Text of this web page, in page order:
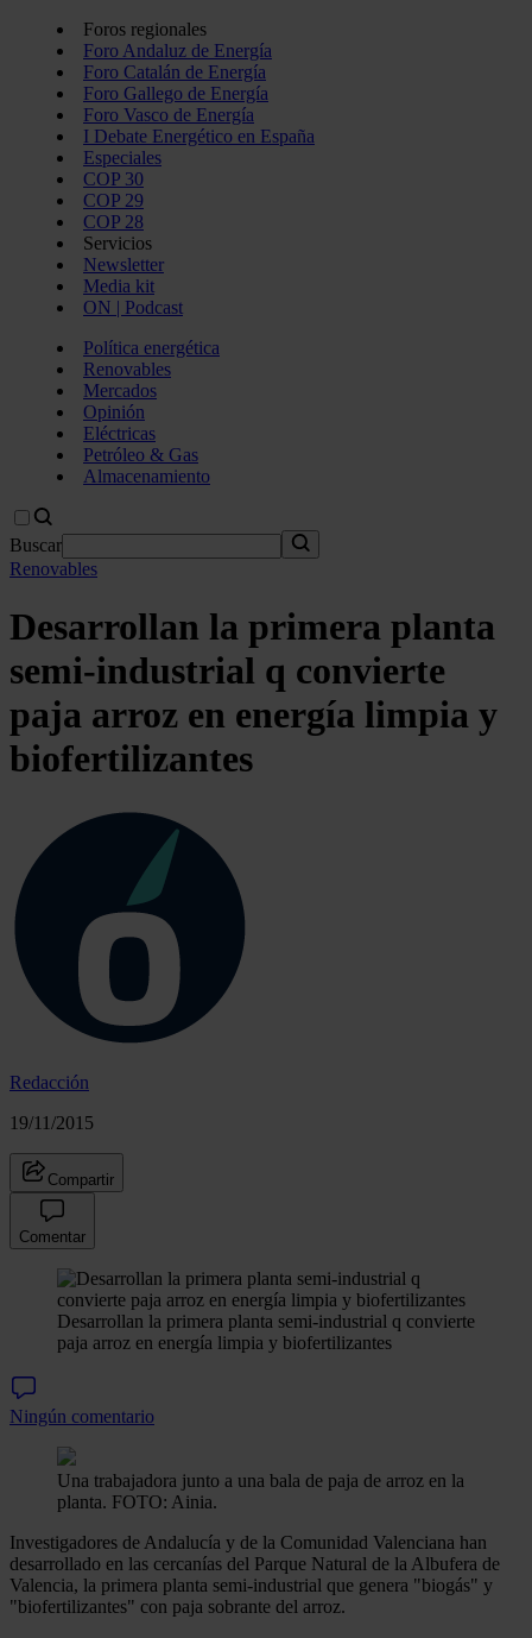
Foros regionales
Foro Andaluz de Energía
Foro Catalán de Energía
Foro Gallego de Energía
Foro Vasco de Energía
I Debate Energético en España
Especiales
COP 30
COP 29
COP 28
Servicios
Newsletter
Media kit
ON | Podcast
Política energética
Renovables
Mercados
Opinión
Eléctricas
Petróleo & Gas
Almacenamiento
Buscar
Renovables
Desarrollan la primera planta
semi-industrial q convierte
paja arroz en energía limpia y
biofertilizantes
Redacción
19/11/2015
Compartir
Comentar
Desarrollan la primera planta semi-industrial q convierte
paja arroz en energía limpia y biofertilizantes
Ningún comentario
Una trabajadora junto a una bala de paja de arroz en la
planta. FOTO: Ainia.
Investigadores de Andalucía y de la Comunidad Valenciana han
desarrollado en las cercanías del Parque Natural de la Albufera de
Valencia, la primera planta semi-industrial que genera "biogás" y
"biofertilizantes" con paja sobrante del arroz.